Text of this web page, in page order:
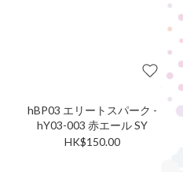
hBP03 エリートスパーク -
hY03-003 赤エール SY
HK$150.00